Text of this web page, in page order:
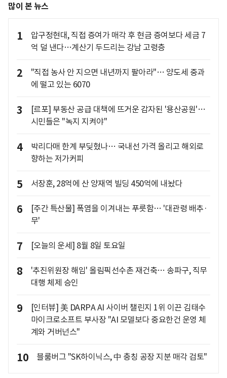
많이 본 뉴스
1
압구정현대, 직접 증여가 매각 후 현금 증여보다 세금 7
억 덜 낸다…계산기 두드리는 강남 고령층
2
"직접 농사 안 지으면 내년까지 팔아라"… 양도세 중과
에 떨고 있는 6070
3
[르포] 부동산 공급 대책에 뜨거운 감자된 '용산공원'…
시민들은 "녹지 지켜야"
4
박리다매 한계 부딪혔나… 국내선 가격 올리고 해외로
향하는 저가커피
5 서장훈, 28억에 산 양재역 빌딩 450억에 내놨다
6
[주간 특산물] 폭염을 이겨내는 푸릇함… '대관령 배추·
무'
7 [오늘의 운세] 8월 8일 토요일
8
'추진위원장 해임' 올림픽선수촌 재건축… 송파구, 직무
대행 체제 승인
9
[인터뷰] 美 DARPA AI 사이버 챌린지 1위 이끈 김태수
마이크로소프트 부사장 "AI 모델보다 중요한건 운영 체
계와 거버넌스"
10 블룸버그 "SK하이닉스, 中 충칭 공장 지분 매각 검토"